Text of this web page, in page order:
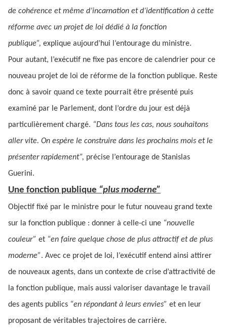
de cohérence et même d’incarnation et d’identification à cette
réforme avec un projet de loi dédié à la fonction
publique”, explique aujourd’hui l’entourage du ministre.
Pour autant, l’exécutif ne fixe pas encore de calendrier pour ce
nouveau projet de loi de réforme de la fonction publique. Reste
donc à savoir quand ce texte pourrait être présenté puis
examiné par le Parlement, dont l’ordre du jour est déjà
particulièrement chargé. “Dans tous les cas, nous souhaitons
aller vite. On espère le construire dans les prochains mois et le
présenter rapidement”, précise l’entourage de Stanislas
Guerini.
Une fonction publique “plus moderne”
Objectif fixé par le ministre pour le futur nouveau grand texte
sur la fonction publique : donner à celle-ci une “nouvelle
couleur” et “en faire quelque chose de plus attractif et de plus
moderne”. Avec ce projet de loi, l’exécutif entend ainsi attirer
de nouveaux agents, dans un contexte de crise d’attractivité de
la fonction publique, mais aussi valoriser davantage le travail
des agents publics “en répondant à leurs envies” et en leur
proposant de véritables trajectoires de carrière.